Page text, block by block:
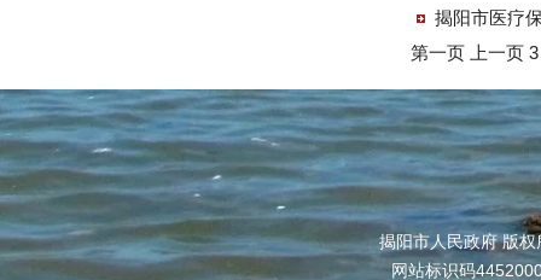
第一页 上一页
揭阳市人民政府 版
网站标识码